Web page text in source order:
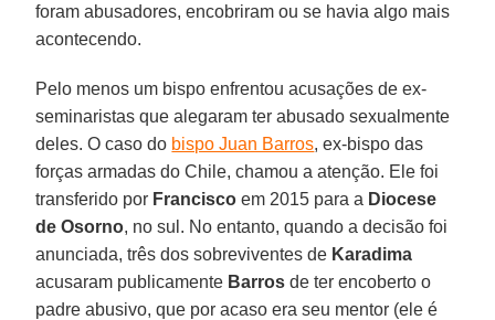
foram abusadores, encobriram ou se havia algo mais
acontecendo.
Pelo menos um bispo enfrentou acusações de ex-
seminaristas que alegaram ter abusado sexualmente
deles. O caso do bispo Juan Barros, ex-bispo das
forças armadas do Chile, chamou a atenção. Ele foi
transferido por Francisco em 2015 para a Diocese
de Osorno, no sul. No entanto, quando a decisão foi
anunciada, três dos sobreviventes de Karadima
acusaram publicamente Barros de ter encoberto o
padre abusivo, que por acaso era seu mentor (ele é